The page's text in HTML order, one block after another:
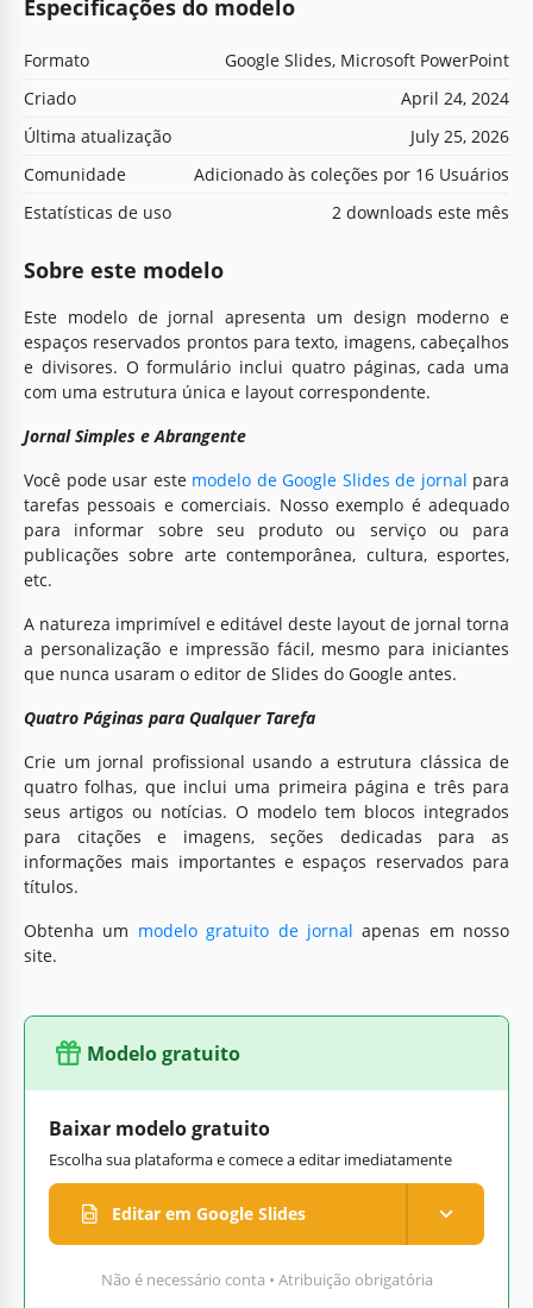
Especificações do modelo
Formato
Google Slides, Microsoft PowerPoint
Criado
April 24, 2024
Última atualização
July 25, 2026
Comunidade
Adicionado às coleções por 16 Usuários
Estatísticas de uso
2 downloads este mês
Sobre este modelo
Este modelo de jornal apresenta um design moderno e
espaços reservados prontos para texto, imagens, cabeçalhos
e divisores. O formulário inclui quatro páginas, cada uma
com uma estrutura única e layout correspondente.
Jornal Simples e Abrangente
Você pode usar este modelo de Google Slides de jornal para
tarefas pessoais e comerciais. Nosso exemplo é adequado
para informar sobre seu produto ou serviço ou para
publicações sobre arte contemporânea, cultura, esportes,
etc.
A natureza imprimível e editável deste layout de jornal torna
a personalização e impressão fácil, mesmo para iniciantes
que nunca usaram o editor de Slides do Google antes.
Quatro Páginas para Qualquer Tarefa
Crie um jornal profissional usando a estrutura clássica de
quatro folhas, que inclui uma primeira página e três para
seus artigos ou notícias. O modelo tem blocos integrados
para citações e imagens, seções dedicadas para as
informações mais importantes e espaços reservados para
títulos.
Obtenha um modelo gratuito de jornal apenas em nosso
site.
Modelo gratuito
Baixar modelo gratuito
Escolha sua plataforma e comece a editar imediatamente
Editar em Google Slides
Não é necessário conta • Atribuição obrigatória